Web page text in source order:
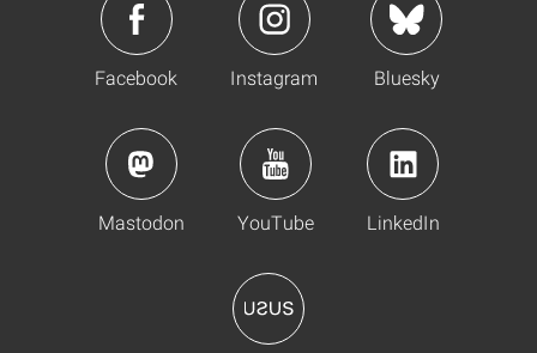
Facebook Instagram Bluesky
Mastodon YouTube LinkedIn